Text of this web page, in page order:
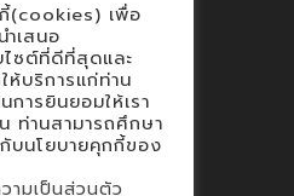
(cookies) เพื่อ
เสนอ
ไซต์ที่ดีที่สุดและ
ห้บริการแก่ท่าน
การยินยอมให้เรา
ท่านสามารถศึกษา
กับนโยบายคุกกี้ของ
ามเป็นส่วนตัว